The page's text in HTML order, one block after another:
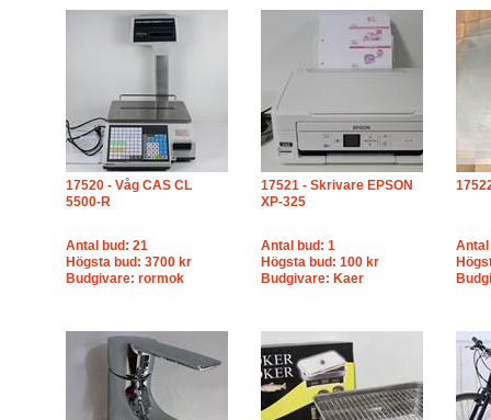
17520 - Våg CAS CL
5500-R
Antal bud: 21
Högsta bud: 3700 kr
Budgivare: rormok
17521 - Skrivare EPSON
XP-325
Antal bud: 1
Högsta bud: 100 kr
Budgivare: Kaer
Antal